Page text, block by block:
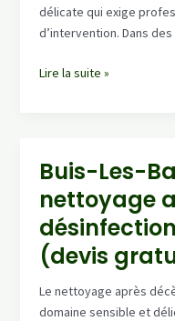
délicate qui exige
d’intervention. Dans des
Chavanod
intervention
rapide,
résultat
impeccable
Lire la suite »
Buis-Les-
nettoyage
(devis
Le nettoyage après
domaine sensible et